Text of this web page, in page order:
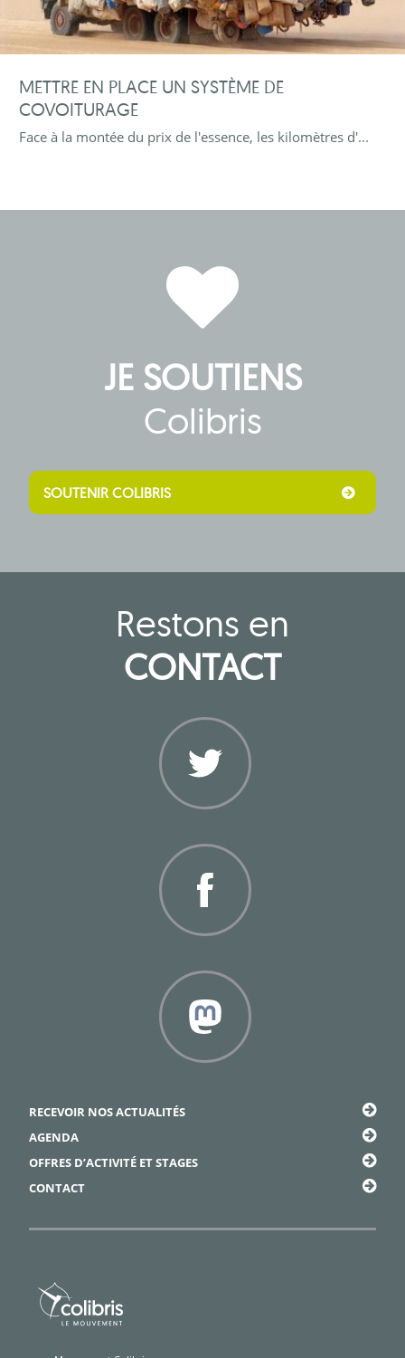
METTRE EN PLACE UN SYSTÈME DE
COVOITURAGE
Face à la montée du prix de l'essence, les kilomètres d'...
JE SOUTIENS
Colibris
SOUTENIR COLIBRIS
Restons en
CONTACT
RECEVOIR NOS ACTUALITÉS
AGENDA
OFFRES D’ACTIVITÉ ET STAGES
CONTACT